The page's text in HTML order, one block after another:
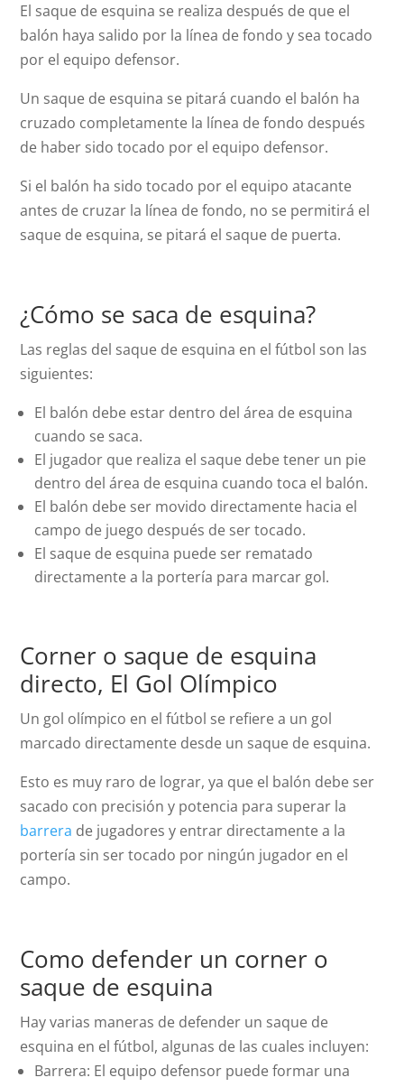
El saque de esquina se realiza después de que el
balón haya salido por la línea de fondo y sea tocado
por el equipo defensor.
Un saque de esquina se pitará cuando el balón ha
cruzado completamente la línea de fondo después
de haber sido tocado por el equipo defensor.
Si el balón ha sido tocado por el equipo atacante
antes de cruzar la línea de fondo, no se permitirá el
saque de esquina, se pitará el saque de puerta.
¿Cómo se saca de esquina?
Las reglas del saque de esquina en el fútbol son las
siguientes:
El balón debe estar dentro del área de esquina
cuando se saca.
El jugador que realiza el saque debe tener un pie
dentro del área de esquina cuando toca el balón.
El balón debe ser movido directamente hacia el
campo de juego después de ser tocado.
El saque de esquina puede ser rematado
directamente a la portería para marcar gol.
Corner o saque de esquina
directo, El Gol Olímpico
Un gol olímpico en el fútbol se refiere a un gol
marcado directamente desde un saque de esquina.
Esto es muy raro de lograr, ya que el balón debe ser
sacado con precisión y potencia para superar la
barrera de jugadores y entrar directamente a la
portería sin ser tocado por ningún jugador en el
campo.
Como defender un corner o
saque de esquina
Hay varias maneras de defender un saque de
esquina en el fútbol, algunas de las cuales incluyen:
Barrera: El equipo defensor puede formar una